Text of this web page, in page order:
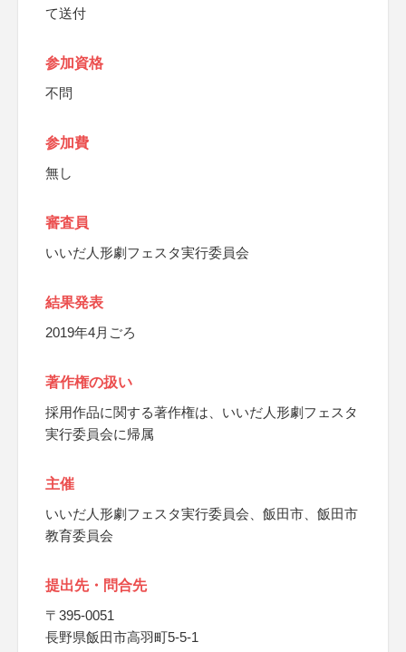
て送付
参加資格
不問
参加費
無し
審査員
いいだ人形劇フェスタ実行委員会
結果発表
2019年4月ごろ
著作権の扱い
採用作品に関する著作権は、いいだ人形劇フェスタ
実行委員会に帰属
主催
いいだ人形劇フェスタ実行委員会、飯田市、飯田市
教育委員会
提出先・問合先
〒395-0051
長野県飯田市高羽町5-5-1